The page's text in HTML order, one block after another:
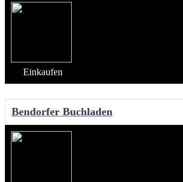
Einkaufen
Bendorfer Buchladen